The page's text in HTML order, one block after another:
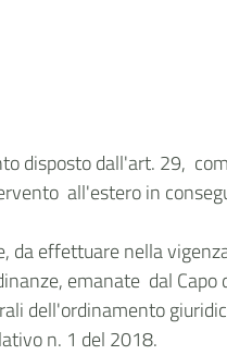
disposto dall'art. 29,
all'estero in
effettuare nella
emanate dal Capo
n. 1 del 2018.